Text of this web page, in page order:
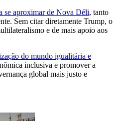
se aproximar de Nova Déli, tanto
Sem citar diretamente Trump, o
e de mais apoio aos
do mundo igualitária e
inclusiva e promover a
global mais justo e